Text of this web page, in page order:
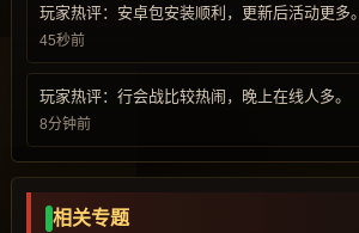
玩家热评：安卓包安装顺利，更新后活动更多。
45秒前
玩家热评：行会战比较热闹，晚上在线人多。
8分钟前
相关专题